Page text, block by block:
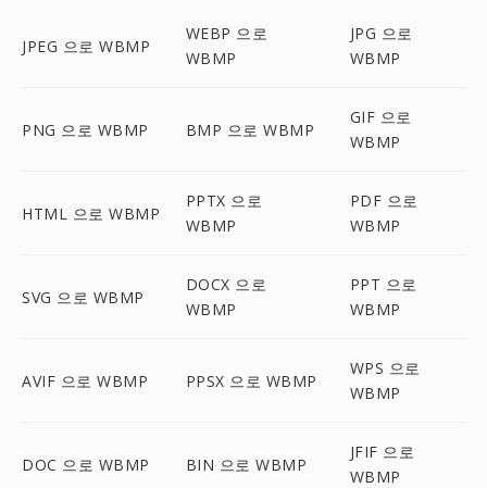
JPEG 으로 WBMP
WEBP 으로
WBMP
JPG 으로
WBMP
PNG 으로 WBMP BMP 으로 WBMP
GIF 으로
WBMP
HTML 으로 WBMP
PPTX 으로
WBMP
PDF 으로
WBMP
SVG 으로 WBMP
DOCX 으로
WBMP
PPT 으로
WBMP
AVIF 으로 WBMP PPSX 으로 WBMP
WPS 으로
WBMP
DOC 으로 WBMP BIN 으로 WBMP
JFIF 으로
WBMP